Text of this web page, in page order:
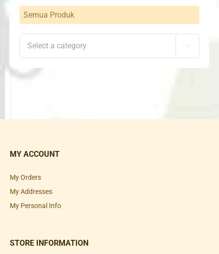
Semua Produk

MY ACCOUNT
My Orders
My Addresses
My Personal Info
STORE INFORMATION